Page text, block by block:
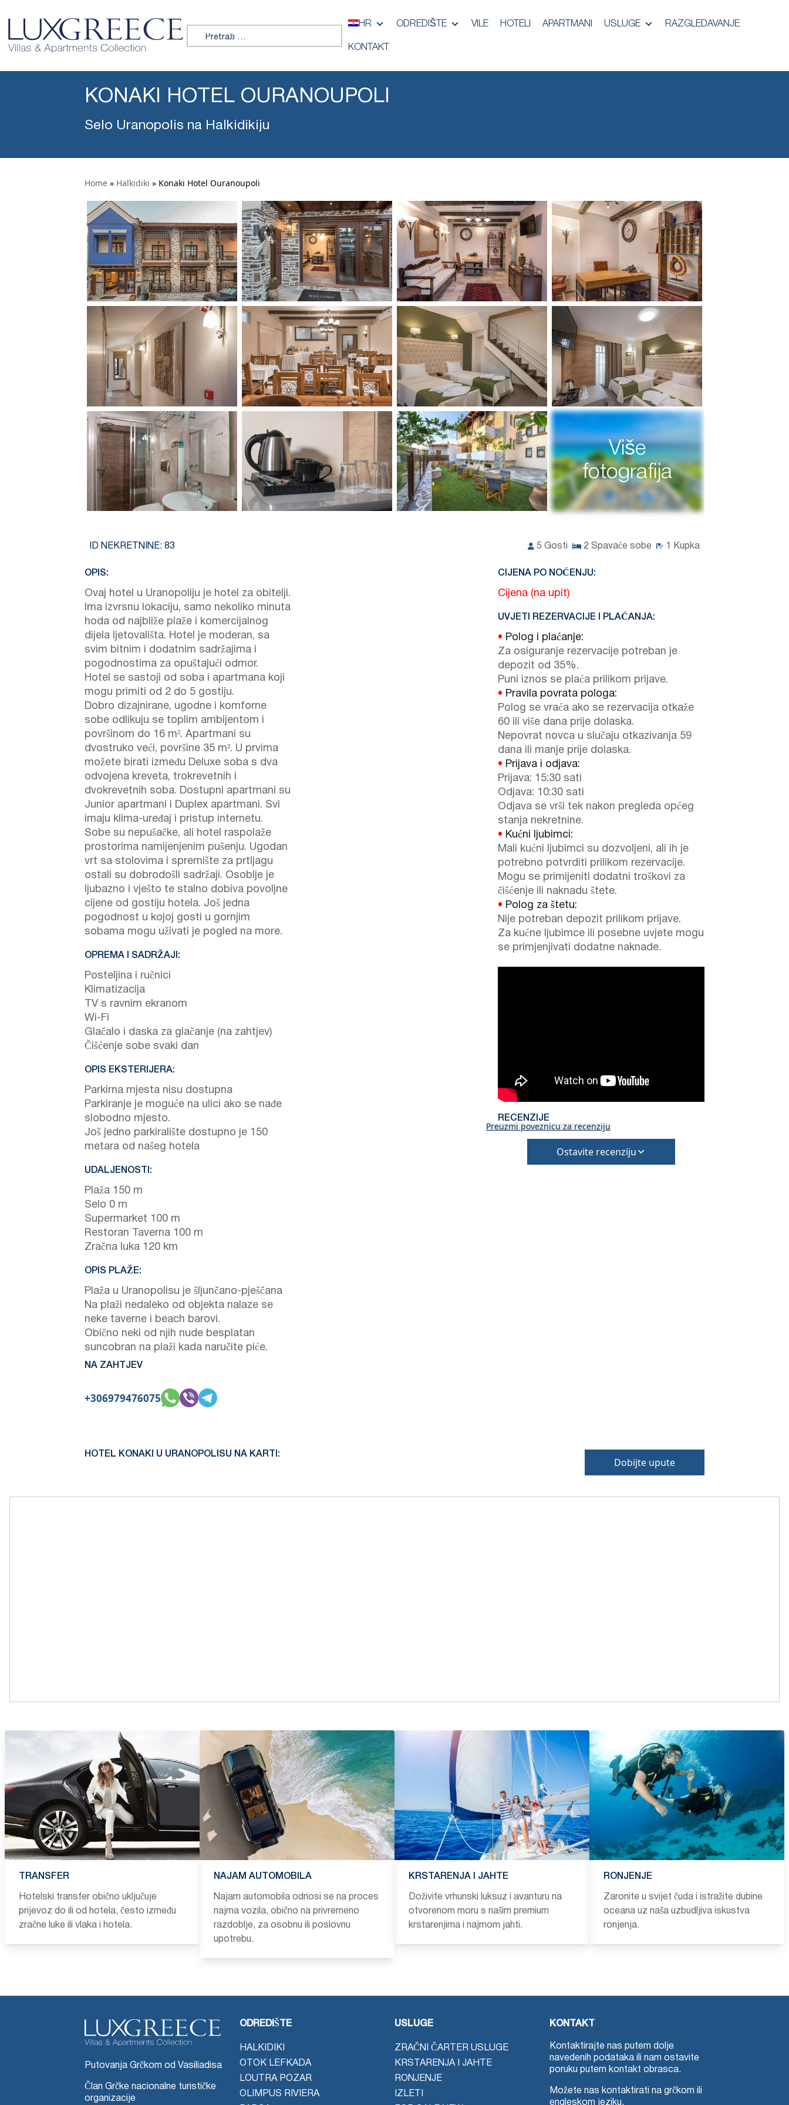
Tražiti:
HR ODREDIŠTE VILE HOTELI APARTMANI USLUGE RAZGLEDAVANJE
KONTAKT
KONAKI HOTEL OURANOUPOLI
Selo Uranopolis na Halkidikiju
Home » Halkidiki » Konaki Hotel Ouranoupoli
Više
fotografija
ID NEKRETNINE: 83 5 Gosti 2 Spavaće sobe 1 Kupka
OPIS:
Ovaj hotel u Uranopoliju je hotel za obitelji.
Ima izvrsnu lokaciju, samo nekoliko minuta
hoda od najbliže plaže i komercijalnog
dijela ljetovališta. Hotel je moderan, sa
svim bitnim i dodatnim sadržajima i
pogodnostima za opuštajući odmor.
Hotel se sastoji od soba i apartmana koji
mogu primiti od 2 do 5 gostiju.
Dobro dizajnirane, ugodne i komforne
sobe odlikuju se toplim ambijentom i
površinom do 16 m². Apartmani su
dvostruko veći, površine 35 m². U prvima
možete birati između Deluxe soba s dva
odvojena kreveta, trokrevetnih i
dvokrevetnih soba. Dostupni apartmani su
Junior apartmani i Duplex apartmani. Svi
imaju klima-uređaj i pristup internetu.
Sobe su nepušačke, ali hotel raspolaže
prostorima namijenjenim pušenju. Ugodan
vrt sa stolovima i spremište za prtljagu
ostali su dobrodošli sadržaji. Osoblje je
ljubazno i vješto te stalno dobiva povoljne
cijene od gostiju hotela. Još jedna
pogodnost u kojoj gosti u gornjim
sobama mogu uživati je pogled na more.
OPREMA I SADRŽAJI:
Posteljina i ručnici
Klimatizacija
TV s ravnim ekranom
Wi-Fi
Glačalo i daska za glačanje (na zahtjev)
Čišćenje sobe svaki dan
OPIS EKSTERIJERA:
Parkirna mjesta nisu dostupna
Parkiranje je moguće na ulici ako se nađe
slobodno mjesto.
Još jedno parkiralište dostupno je 150
metara od našeg hotela
UDALJENOSTI:
Plaža 150 m
Selo 0 m
Supermarket 100 m
Restoran Taverna 100 m
Zračna luka 120 km
OPIS PLAŽE:
Plaža u Uranopolisu je šljunčano-pješčana
Na plaži nedaleko od objekta nalaze se
neke taverne i beach barovi.
Obično neki od njih nude besplatan
suncobran na plaži kada naručite piće.
CIJENA PO NOĆENJU:
Cijena (na upit)
UVJETI REZERVACIJE I PLAĆANJA:
• Polog i plaćanje:
Za osiguranje rezervacije potreban je
depozit od 35%.
Puni iznos se plaća prilikom prijave.
• Pravila povrata pologa:
Polog se vraća ako se rezervacija otkaže
60 ili više dana prije dolaska.
Nepovrat novca u slučaju otkazivanja 59
dana ili manje prije dolaska.
• Prijava i odjava:
Prijava: 15:30 sati
Odjava: 10:30 sati
Odjava se vrši tek nakon pregleda općeg
stanja nekretnine.
• Kućni ljubimci:
Mali kućni ljubimci su dozvoljeni, ali ih je
potrebno potvrditi prilikom rezervacije.
Mogu se primijeniti dodatni troškovi za
čišćenje ili naknadu štete.
• Polog za štetu:
Nije potreban depozit prilikom prijave.
Za kućne ljubimce ili posebne uvjete mogu
se primjenjivati dodatne naknade.
RECENZIJE
Preuzmi poveznicu za recenziju
Ostavite recenziju
NA ZAHTJEV
+306979476075
HOTEL KONAKI U URANOPOLISU NA KARTI:
Dobijte upute
TRANSFER
Hotelski transfer obično uključuje
prijevoz do ili od hotela, često između
zračne luke ili vlaka i hotela.
NAJAM AUTOMOBILA
Najam automobila odnosi se na proces
najma vozila, obično na privremeno
razdoblje, za osobnu ili poslovnu
upotrebu.
KRSTARENJA I JAHTE
Doživite vrhunski luksuz i avanturu na
otvorenom moru s našim premium
krstarenjima i najmom jahti.
RONJENJE
Zaronite u svijet čuda i istražite dubine
oceana uz naša uzbudljiva iskustva
ronjenja.
Putovanja Grčkom od Vasiliadisa
Član Grčke nacionalne turističke
organizacije
ODREDIŠTE
HALKIDIKI
OTOK LEFKADA
LOUTRA POZAR
OLIMPUS RIVIERA
USLUGE
ZRAČNI ČARTER USLUGE
KRSTARENJA I JAHTE
RONJENJE
IZLETI
KONTAKT
Kontaktirajte nas putem dolje
navedenih podataka ili nam ostavite
poruku putem kontakt obrasca.
Možete nas kontaktirati na grčkom ili
engleskom jeziku.